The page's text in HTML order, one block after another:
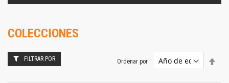
COLECCIONES
Ordenar por
FILTRAR POR